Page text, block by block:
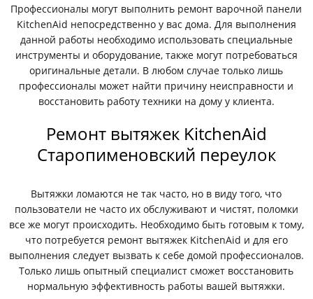
Профессионалы могут выполнить ремонт варочной панели
KitchenAid непосредственно у вас дома. Для выполнения
данной работы необходимо использовать специальные
инструменты и оборудование, также могут потребоваться
оригинальные детали. В любом случае только лишь
профессионалы может найти причину неисправности и
восстановить работу техники на дому у клиента.
Ремонт вытяжек KitchenAid
Старопименовский переулок
Вытяжки ломаются не так часто, но в виду того, что
пользователи не часто их обслуживают и чистят, поломки
все же могут происходить. Необходимо быть готовым к тому,
что потребуется ремонт вытяжек KitchenAid и для его
выполнения следует вызвать к себе домой профессионалов.
Только лишь опытный специалист сможет восстановить
нормальную эффективность работы вашей вытяжки.